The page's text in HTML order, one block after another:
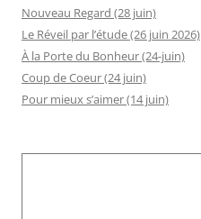
Nouveau Regard (28 juin)
Le Réveil par l’étude (26 juin 2026)
À la Porte du Bonheur (24-juin)
Coup de Coeur (24 juin)
Pour mieux s’aimer (14 juin)